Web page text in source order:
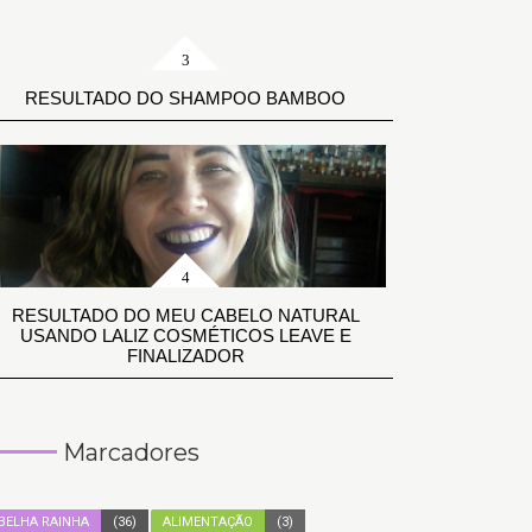
RESULTADO DO SHAMPOO BAMBOO
RESULTADO DO MEU CABELO NATURAL
USANDO LALIZ COSMÉTICOS LEAVE E
FINALIZADOR
Marcadores
RAINHA (36) ALIMENTAÇÃO (3)